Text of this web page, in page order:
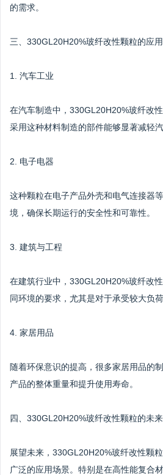
的需求。
三、330GL20H20%玻纤改性颗粒的应
1. 汽车工业
在汽车制造中，330GL20H20%玻纤改
采用这种材料制造的部件能够显著减轻
2. 电子电器
这种颗粒在电子产品外壳和电气连接器
境，确保长期运行的安全性和可靠性。
3. 建筑与工程
在建筑行业中，330GL20H20%玻纤改
同环境的要求，尤其是对于承受较大负
4. 家居用品
随着环保意识的提高，很多家居用品的
产品的整体重量和提升使用寿命。
四、330GL20H20%玻纤改性颗粒的未
展望未来，330GL20H20%玻纤改性颗
广泛的应用场景。特别是在高性能复合